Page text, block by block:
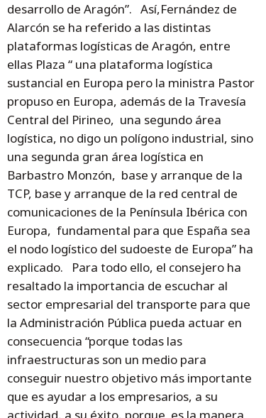
desarrollo de Aragón”. Así,Fernández de
Alarcón se ha referido a las distintas
plataformas logísticas de Aragón, entre
ellas Plaza “ una plataforma logística
sustancial en Europa pero la ministra Pastor
propuso en Europa, además de la Travesía
Central del Pirineo, una segundo área
logística, no digo un polígono industrial, sino
una segunda gran área logística en
Barbastro Monzón, base y arranque de la
TCP, base y arranque de la red central de
comunicaciones de la Península Ibérica con
Europa, fundamental para que España sea
el nodo logístico del sudoeste de Europa” ha
explicado. Para todo ello, el consejero ha
resaltado la importancia de escuchar al
sector empresarial del transporte para que
la Administración Pública pueda actuar en
consecuencia “porque todas las
infraestructuras son un medio para
conseguir nuestro objetivo más importante
que es ayudar a los empresarios, a su